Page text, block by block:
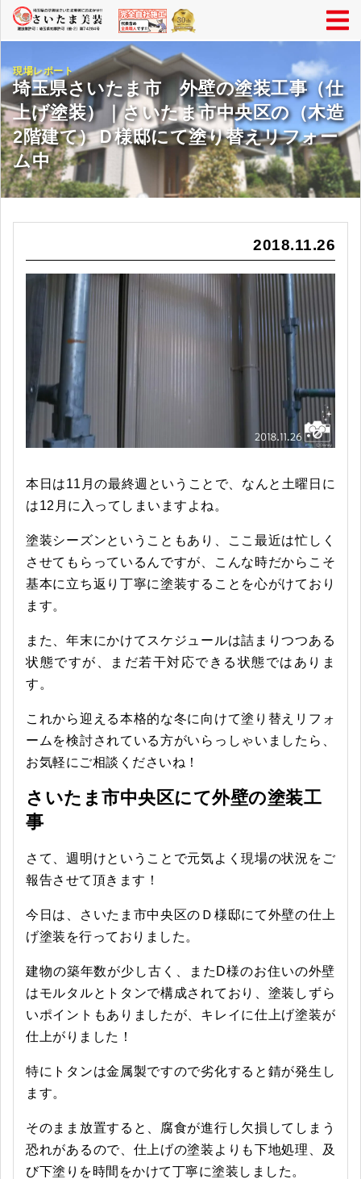
現場レポート
埼玉県さいたま市 外壁の塗装工事（仕
上げ塗装）｜さいたま市中央区の（木造
2階建て）Ｄ様邸にて塗り替えリフォー
ム中
2018.11.26
本日は11月の最終週ということで、なんと土曜日に
は12月に入ってしまいますよね。
塗装シーズンということもあり、ここ最近は忙しく
させてもらっているんですが、こんな時だからこそ
基本に立ち返り丁寧に塗装することを心がけており
ます。
また、年末にかけてスケジュールは詰まりつつある
状態ですが、まだ若干対応できる状態ではありま
す。
これから迎える本格的な冬に向けて塗り替えリフォ
ームを検討されている方がいらっしゃいましたら、
お気軽にご相談くださいね！
さいたま市中央区にて外壁の塗装工
事
さて、週明けということで元気よく現場の状況をご
報告させて頂きます！
今日は、さいたま市中央区のＤ様邸にて外壁の仕上
げ塗装を行っておりました。
建物の築年数が少し古く、またD様のお住いの外壁
はモルタルとトタンで構成されており、塗装しずら
いポイントもありましたが、キレイに仕上げ塗装が
仕上がりました！
特にトタンは金属製ですので劣化すると錆が発生し
ます。
そのまま放置すると、腐食が進行し欠損してしまう
恐れがあるので、仕上げの塗装よりも下地処理、及
び下塗りを時間をかけて丁寧に塗装しました。